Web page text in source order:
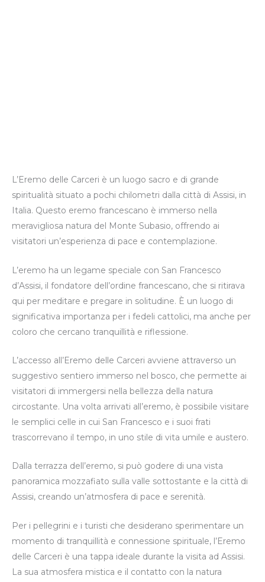
L’Eremo delle Carceri è un luogo sacro e di grande
spiritualità situato a pochi chilometri dalla città di Assisi, in
Italia. Questo eremo francescano è immerso nella
meravigliosa natura del Monte Subasio, offrendo ai
visitatori un’esperienza di pace e contemplazione.
L’eremo ha un legame speciale con San Francesco
d’Assisi, il fondatore dell’ordine francescano, che si ritirava
qui per meditare e pregare in solitudine. È un luogo di
significativa importanza per i fedeli cattolici, ma anche per
coloro che cercano tranquillità e riflessione.
L’accesso all’Eremo delle Carceri avviene attraverso un
suggestivo sentiero immerso nel bosco, che permette ai
visitatori di immergersi nella bellezza della natura
circostante. Una volta arrivati all’eremo, è possibile visitare
le semplici celle in cui San Francesco e i suoi frati
trascorrevano il tempo, in uno stile di vita umile e austero.
Dalla terrazza dell’eremo, si può godere di una vista
panoramica mozzafiato sulla valle sottostante e la città di
Assisi, creando un’atmosfera di pace e serenità.
Per i pellegrini e i turisti che desiderano sperimentare un
momento di tranquillità e connessione spirituale, l’Eremo
delle Carceri è una tappa ideale durante la visita ad Assisi.
La sua atmosfera mistica e il contatto con la natura